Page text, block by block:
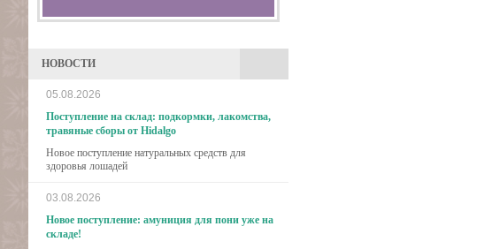
НОВОСТИ
05.08.2026
Поступление на склад: подкормки, лакомства,
травяные сборы от Hidalgo
Новое поступление натуральных средств для
здоровья лошадей
03.08.2026
Новое поступление: амуниция для пони уже на
складе!